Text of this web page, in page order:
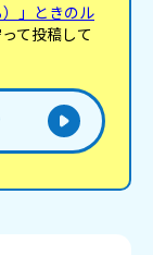
）」ときのル
て投稿して